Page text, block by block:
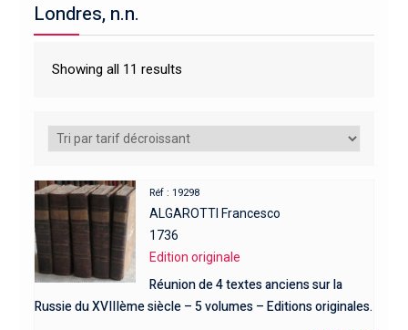
Londres, n.n.
Showing all 11 results
Réf : 19298
ALGAROTTI Francesco
1736
Edition originale
Réunion de 4 textes anciens sur la
Russie du XVIIIème siècle – 5 volumes – Editions originales.